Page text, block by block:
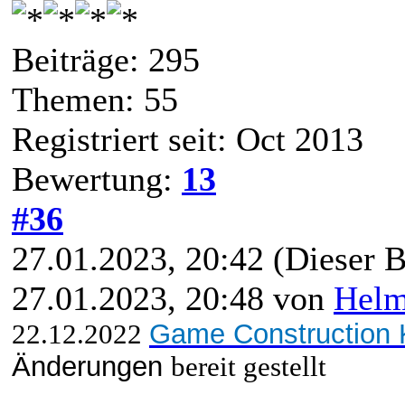
Beiträge: 295
Themen: 55
Registriert seit: Oct 2013
Bewertung: 13
#36
27.01.2023, 20:42 (Dieser
27.01.2023, 20:48 von
22.12.2022 Game Construction
Änderungen bereit gestellt